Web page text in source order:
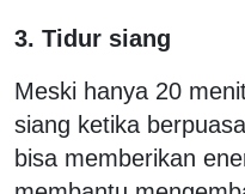
3. Tidur siang
Meski hanya 20
siang ketika
bisa memberikan